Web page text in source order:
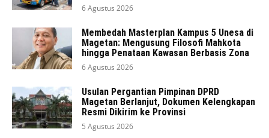
6 Agustus 2026
Membedah Masterplan Kampus 5 Unesa di
Magetan: Mengusung Filosofi Mahkota
hingga Penataan Kawasan Berbasis Zona
6 Agustus 2026
Usulan Pergantian Pimpinan DPRD
Magetan Berlanjut, Dokumen Kelengkapan
Resmi Dikirim ke Provinsi
5 Agustus 2026